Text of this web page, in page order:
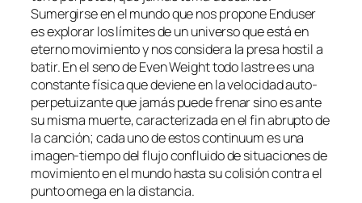
Sumergirse en el mun­do que nos pro­po­ne Enduser
es ex­plo­rar los lí­mi­tes de un uni­ver­so que es­tá en
eterno mo­vi­mien­to y nos con­si­de­ra la pre­sa hos­til a
ba­tir. En el seno de Even Weight to­do las­tre es una
cons­tan­te fí­si­ca que de­vie­ne en la ve­lo­ci­dad auto-
perpetuizante que ja­más pue­de fre­nar sino es an­te
su mis­ma muer­te, ca­rac­te­ri­za­da en el fin abrup­to de
la can­ción; ca­da uno de es­tos con­ti­nuum es una
imagen-tiempo del flu­jo con­flui­do de si­tua­cio­nes de
mo­vi­mien­to en el mun­do has­ta su co­li­sión con­tra el
pun­to ome­ga en la distancia.